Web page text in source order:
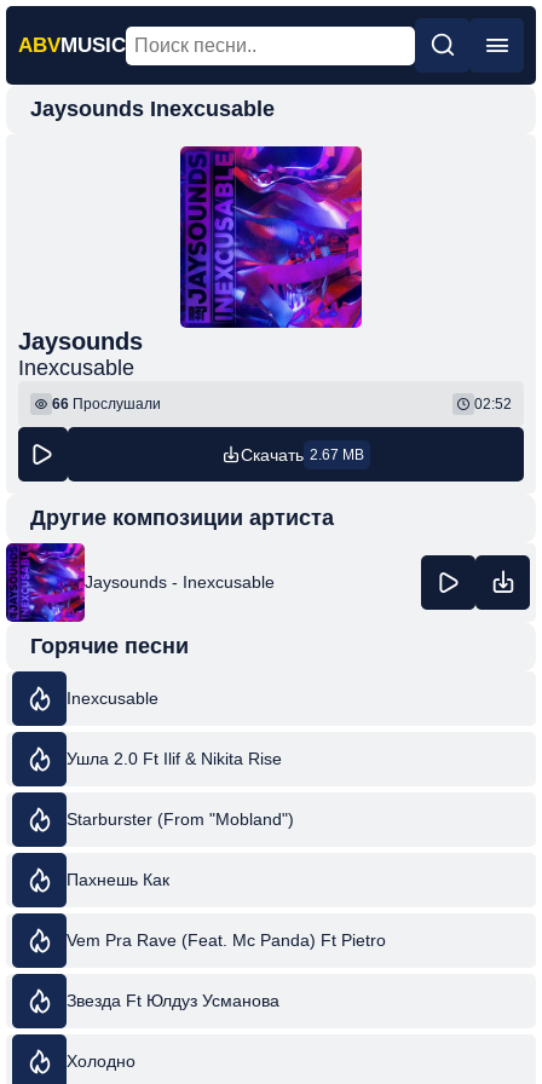
ABVMUSIC
Главная
Шансон
Фонк
Jaysounds Inexcusable
Jaysounds
Inexcusable
66 Прослушали 02:52
Скачать 2.67 MB
Другие композиции артиста
Jaysounds - Inexcusable
Горячие песни
Inexcusable
Ушла 2.0 Ft Ilif & Nikita Rise
Starburster (From "Mobland")
Пахнешь Как
Vem Pra Rave (Feat. Mc Panda) Ft Pietro
Звезда Ft Юлдуз Усманова
Холодно